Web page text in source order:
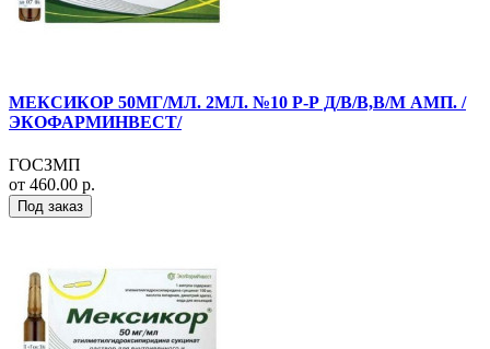
МЕКСИКОР 50МГ/МЛ. 2МЛ. №10 Р-Р Д/В/В,В/М АМП. /
ЭКОФАРМИНВЕСТ/
ГОСЗМП
от 460.00 р.
Под заказ